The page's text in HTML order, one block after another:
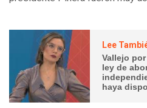
Lee
Vallejo
ley de
haya